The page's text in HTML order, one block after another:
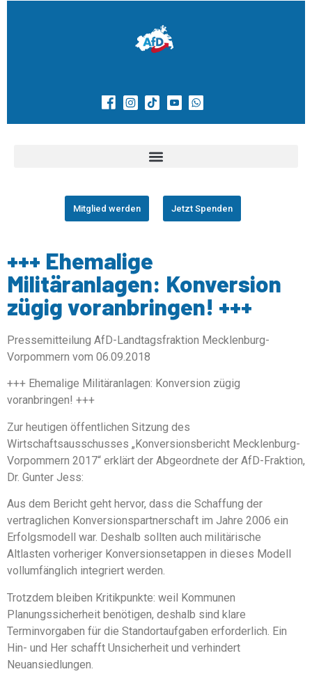
Mitglied werden Jetzt Spenden
+++ Ehemalige
Militäranlagen: Konversion
zügig voranbringen! +++
Pressemitteilung AfD-Landtagsfraktion Mecklenburg-
Vorpommern vom 06.09.2018
+++ Ehemalige Militäranlagen: Konversion zügig
voranbringen! +++
Zur heutigen öffentlichen Sitzung des
Wirtschaftsausschusses „Konversionsbericht Mecklenburg-
Vorpommern 2017“ erklärt der Abgeordnete der AfD-Fraktion,
Dr. Gunter Jess:
Aus dem Bericht geht hervor, dass die Schaffung der
vertraglichen Konversionspartnerschaft im Jahre 2006 ein
Erfolgsmodell war. Deshalb sollten auch militärische
Altlasten vorheriger Konversionsetappen in dieses Modell
vollumfänglich integriert werden.
Trotzdem bleiben Kritikpunkte: weil Kommunen
Planungssicherheit benötigen, deshalb sind klare
Terminvorgaben für die Standortaufgaben erforderlich. Ein
Hin- und Her schafft Unsicherheit und verhindert
Neuansiedlungen.